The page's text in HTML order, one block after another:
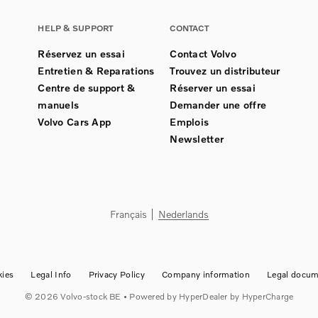
HELP & SUPPORT
Réservez un essai
Entretien & Reparations
Centre de support &
manuels
Volvo Cars App
CONTACT
Contact Volvo
Trouvez un distributeur
Réserver un essai
Demander une offre
Emplois
Newsletter
Français Nederlands
Legal Info Privacy Policy Company information Legal
© 2026 Volvo-stock BE • Powered by HyperDealer by HyperCharge